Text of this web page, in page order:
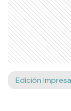
Edición Impresa